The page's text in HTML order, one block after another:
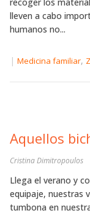
recoger los
lleven a cabo
humanos no...
| Medicina familiar,
Aquellos
Cristina Dimitropoulos
Llega el verano y
equipaje, nuestras
tumbona en